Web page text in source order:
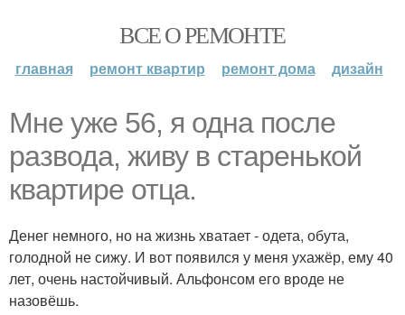
ВСЕ О РЕМОНТЕ
главная ремонт квартир ремонт дома дизайн
Мне уже 56, я одна после
развода, живу в старенькой
квартире отца.
Денег немного, но на жизнь хватает - одета, обута,
голодной не сижу. И вот появился у меня ухажёр, ему 40
лет, очень настойчивый. Альфонсом его вроде не
назовёшь.